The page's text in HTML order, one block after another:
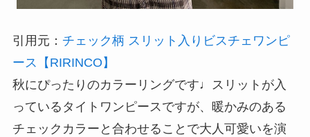
引用元： チェック柄 スリット入りビスチェワンピ
ース【RIRINCO】
秋にぴったりのカラーリングです♩スリットが入
っているタイトワンピースですが、暖かみのある
チェックカラーと合わせることで大人可愛いを演